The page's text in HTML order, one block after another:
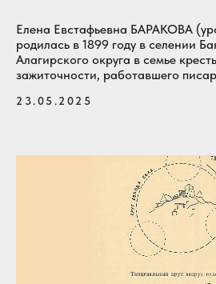
Елена Евстафьевна БАРАКОВА
родилась в 1899 году в селении
Алагирского округа в семье
зажиточности, работавшего
23.05.2025